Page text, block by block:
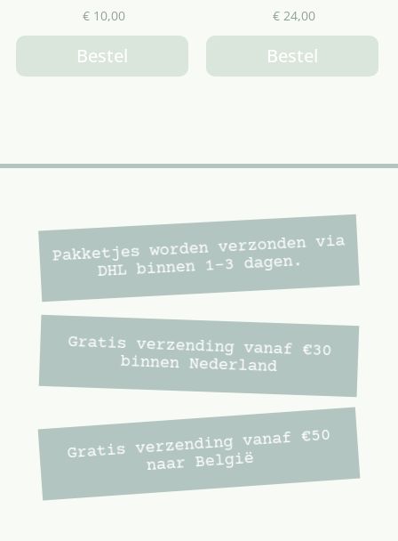
€10,00
Bestel
€ 24,00
Bestel
Pakketjes worden verzonden via
DHL binnen 1-3 dagen.
Gratis verzending vanaf €30
binnen Nederland
Gratis verzending vanaf €50
naar België